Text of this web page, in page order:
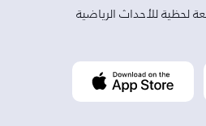
لحظية للأحداث الرياضية